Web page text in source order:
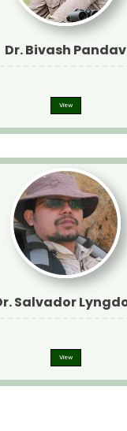
Dr. Bivash Pandav
View
Salvador
View